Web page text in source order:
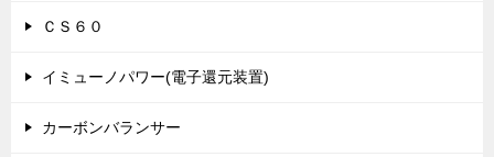
ＣＳ６０
イミューノパワー(電子還元装置)
カーボンバランサー